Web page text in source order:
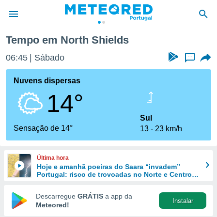
da
foi
fornecidas
a este
das
e
forma
digital
Tempo em North Shields
06:45 Sábado ...
Nuvens dispersas
14°
Sensação de 14°
Sul
13
23 km/h
Última hora
Hoje e amanhã poeiras do Saara “invadem”
Portugal: risco de trovoadas no Norte e Centro
Descarregue GRÁTIS a app da
Meteored!
Instalar